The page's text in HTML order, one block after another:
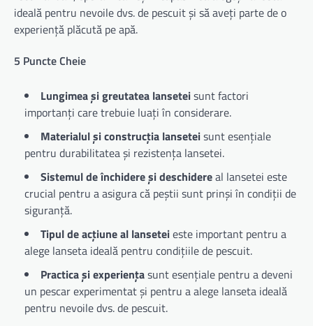
ideală pentru nevoile dvs. de pescuit și să aveți parte de o
experiență plăcută pe apă.
5 Puncte Cheie
Lungimea și greutatea lanseteisunt factori
importanți care trebuie luați în considerare.
Materialul și construcția lanseteisunt esențiale
pentru durabilitatea și rezistența lansetei.
Sistemul de închidere și deschidereal lansetei este
crucial pentru a asigura că peștii sunt prinși în condiții de
siguranță.
Tipul de acțiune al lanseteieste important pentru a
alege lanseta ideală pentru condițiile de pescuit.
Practica și experiențasunt esențiale pentru a deveni
un pescar experimentat și pentru a alege lanseta ideală
pentru nevoile dvs. de pescuit.